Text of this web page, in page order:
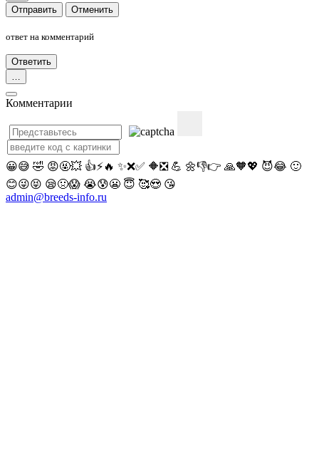
Отправить Отменить
ответ на комментарий
Ответить
Комментарии
😀😅 🤣 😡🤬💥 👍⚡🔥 ✨❌✅ 🔶❎ 💪 🌼👎👉 🙏🧡💖 😈😂 🙂
😊😜😝 😪🤢😱 😭😰😬 😇 🥰😍 😘
admin@breeds-info.ru